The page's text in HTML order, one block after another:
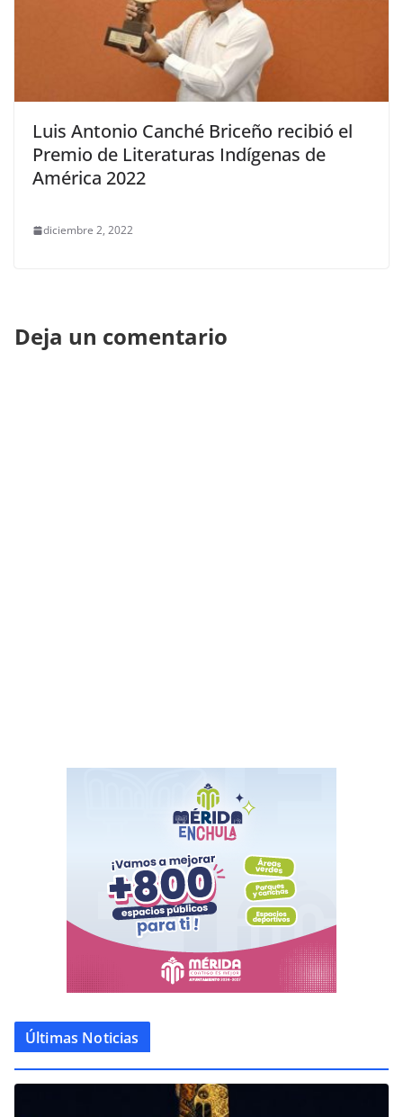
Luis Antonio Canché Briceño recibió el
Premio de Literaturas Indígenas de
América 2022
diciembre 2, 2022
Deja un comentario
Últimas Noticias